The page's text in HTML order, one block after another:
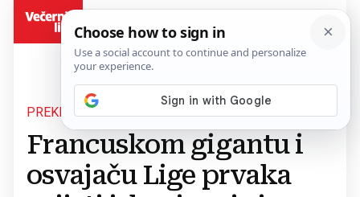
PREKRŠILI SPORAZUM
Francuskom gigantu i
osvajaču Lige prvaka